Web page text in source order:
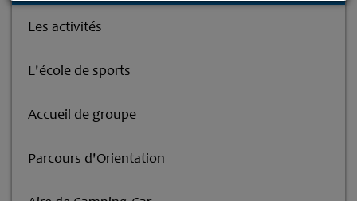
Les activités
L'école de sports
Accueil de groupe
Parcours d'Orientation